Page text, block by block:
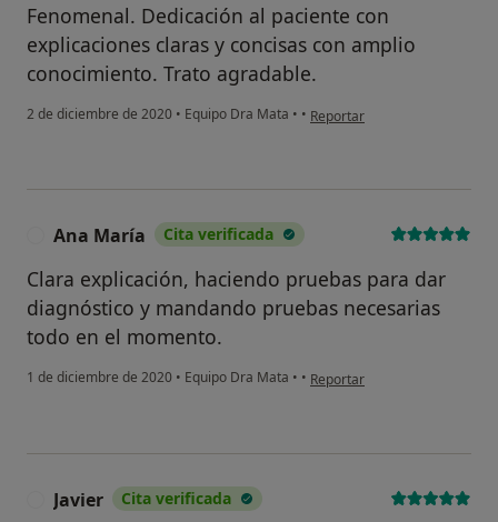
Fenomenal. Dedicación al paciente con
explicaciones claras y concisas con amplio
conocimiento. Trato agradable.
2 de diciembre de 2020 • Equipo Dra Mata • • en opinión del usuario Manuel
Reportar
Ana María Cita verificada
Clara explicación, haciendo pruebas para dar
diagnóstico y mandando pruebas necesarias
todo en el momento.
1 de diciembre de 2020 • Equipo Dra Mata • • en opinión del usuario Ana
Reportar
Javier Cita verificada